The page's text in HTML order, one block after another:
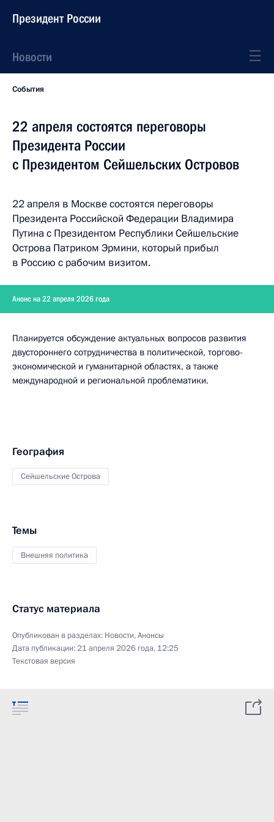
Президент России
Новости
События
22 апреля состоятся переговоры
Президента России
с Президентом Сейшельских Островов
22 апреля в Москве состоятся переговоры
Президента Российской Федерации Владимира
Путина с Президентом Республики Сейшельские
Острова Патриком Эрмини, который прибыл
в Россию с рабочим визитом.
Анонс на 22 апреля 2026 года
Планируется обсуждение актуальных вопросов развития
двустороннего сотрудничества в политической, торгово-
экономической и гуманитарной областях, а также
международной и региональной проблематики.
География
Сейшельские Острова
Темы
Внешняя политика
Статус материала
Опубликован в разделах: Новости,Анонсы
Дата публикации:21 апреля 2026 года, 12:25
Текстовая версия